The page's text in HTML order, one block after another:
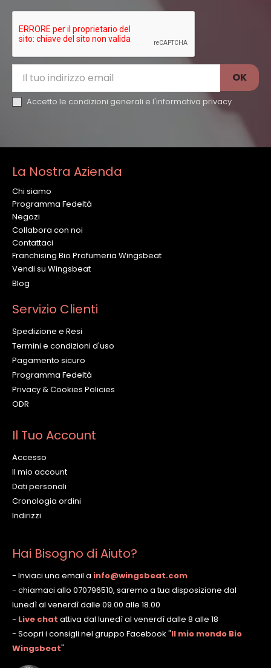
Accetto le condizioni generali e l'informativa privacy
La Nostra Azienda
Chi siamo
Programma Fedeltà
Negozi
Collabora con noi
Contattaci
Franchising Bio Profumeria Wingsbeat
Vendi su Wingsbeat
Blog
Servizio Clienti
Spedizione e Resi
Termini e condizioni d'uso
Pagamento sicuro
Programma Fedeltà
Privacy & Cookies Policies
ODR
Il Tuo Account
Accesso
Il mio account
Dati personali
Cronologia ordini
Indirizzi
Hai Bisogno di Aiuto?
- Inviaci una email a info@wingsbeat.com
- chiamaci allo 070796510, saremo a tua disposizione dal
lunedì al venerdì dalle 09.00 alle 18.00
- Live chat attiva dal lunedì al venerdì dalle 8 alle 18
- Scopri i consigli nel gruppo Facebook "Il mio mondo Bio
Wingsbeat"